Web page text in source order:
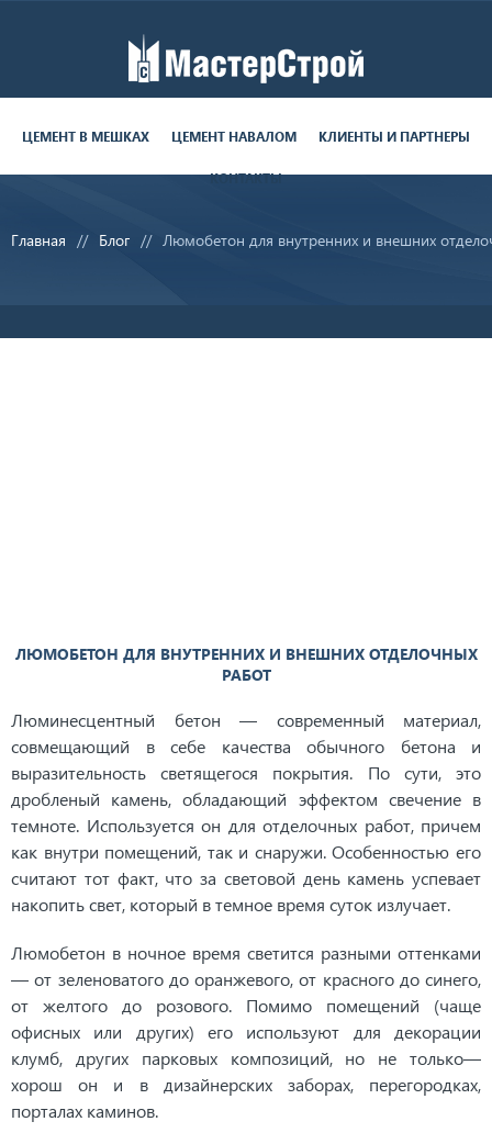
поставки круглосуточно
8 (812) 679-06-70
ЦЕМЕНТ В МЕШКАХ ЦЕМЕНТ НАВАЛОМ КЛИЕНТЫ И ПАРТНЕРЫ
КОНТАКТЫ
Главная Блог Люмобетон для внутренних и внешних
ЛЮМОБЕТОН ДЛЯ ВНУТРЕННИХ И ВНЕШНИХ ОТДЕЛОЧНЫХ
РАБОТ
Люминесцентный бетон — современный материал,
совмещающий в себе качества обычного бетона и
выразительность светящегося покрытия. По сути, это
дробленый камень, обладающий эффектом свечение в
темноте. Используется он для отделочных работ, причем
как внутри помещений, так и снаружи. Особенностью его
считают тот факт, что за световой день камень успевает
накопить свет, который в темное время суток излучает.
Люмобетон в ночное время светится разными оттенками
— от зеленоватого до оранжевого, от красного до синего,
от желтого до розового. Помимо помещений (чаще
офисных или других) его используют для декорации
клумб, других парковых композиций, но не только—
хорош он и в дизайнерских заборах, перегородках,
порталах каминов.